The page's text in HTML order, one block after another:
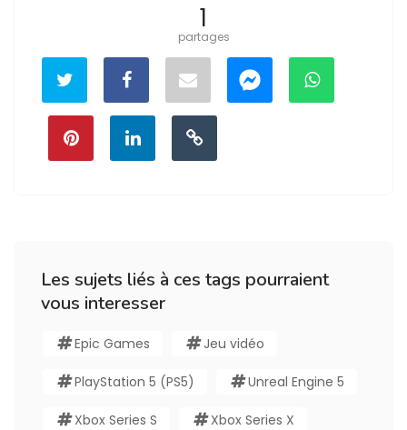
1
partages
Les sujets liés à ces tags pourraient
vous interesser
Epic Games Jeu vidéo
PlayStation 5 (PS5) Unreal Engine 5
Xbox Series S Xbox Series X